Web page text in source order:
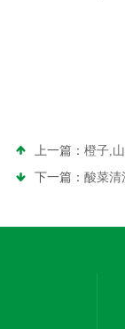
上一篇： 橙子,
下一篇： 酸菜清